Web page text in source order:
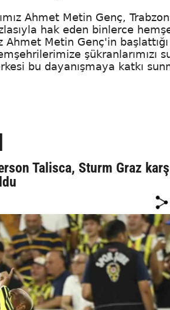
Ahmet Metin Genç,
hak eden binlerce
Ahmet Metin Genç'in
şükranlarımızı
bu dayanışmaya katkı
Talisca, Sturm Graz